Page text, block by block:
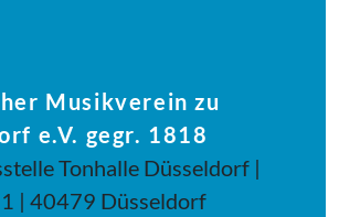
Musikverein zu
e.V. gegr. 1818
Tonhalle Düsseldorf |
| 40479 Düsseldorf